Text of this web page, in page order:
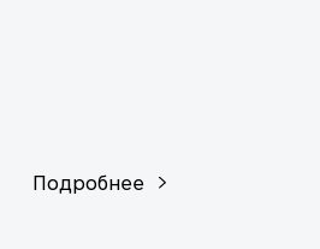
Подробнее